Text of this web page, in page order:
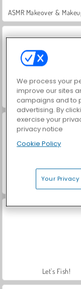
ASMR Makeover &
Farm Merge
Car Parking City
Let's Fish!
We process your
improve our sites
campaigns and to
advertising. By
exercise your
privacy notice
Cookie Policy
Your